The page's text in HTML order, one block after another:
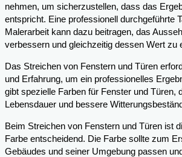
nehmen, um sicherzustellen, dass das
entspricht. Eine professionell durchgeführte
Malerarbeit kann dazu beitragen, das
verbessern und gleichzeitig dessen Wert zu
Das Streichen von Fenstern und Türen
und Erfahrung, um ein professionelles
gibt spezielle Farben für Fenster und Türen,
Lebensdauer und bessere
Beim Streichen von Fenstern und Türen ist
Farbe entscheidend. Die Farbe sollte zum
Gebäudes und seiner Umgebung passen